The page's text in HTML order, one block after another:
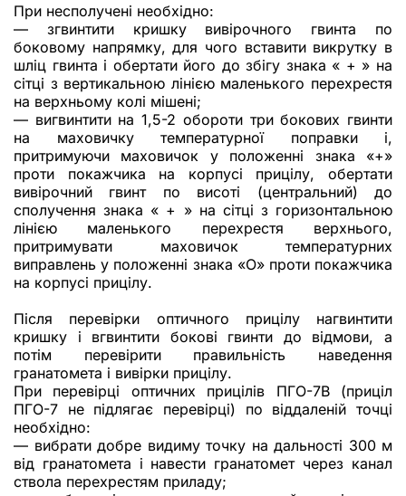
При несполучені необхідно:
— згвинтити кришку вивірочного гвинта по
боковому напрямку, для чого вставити викрутку в
шліц гвинта і обертати його до збігу знака « + » на
сітці з вертикальною лінією маленького перехрестя
на верхньому колі мішені;
— вигвинтити на 1,5-2 обороти три бокових гвинти
на маховичку температурної поправки і,
притримуючи маховичок у положенні знака «+»
проти покажчика на корпусі прицілу, обертати
вивірочний гвинт по висоті (центральний) до
сполучення знака « + » на сітці з горизонтальною
лінією маленького перехрестя верхнього,
притримувати маховичок температурних
виправлень у положенні знака «О» проти покажчика
на корпусі прицілу.
Після перевірки оптичного прицілу нагвинтити
кришку і вгвинтити бокові гвинти до відмови, а
потім перевірити правильність наведення
гранатомета і вивірки прицілу.
При перевірці оптичних прицілів ПГО-7В (приціл
ПГО-7 не підлягає перевірці) по віддаленій точці
необхідно:
— вибрати добре видиму точку на дальності 300 м
від гранатомета і навести гранатомет через канал
ствола перехрестям приладу;